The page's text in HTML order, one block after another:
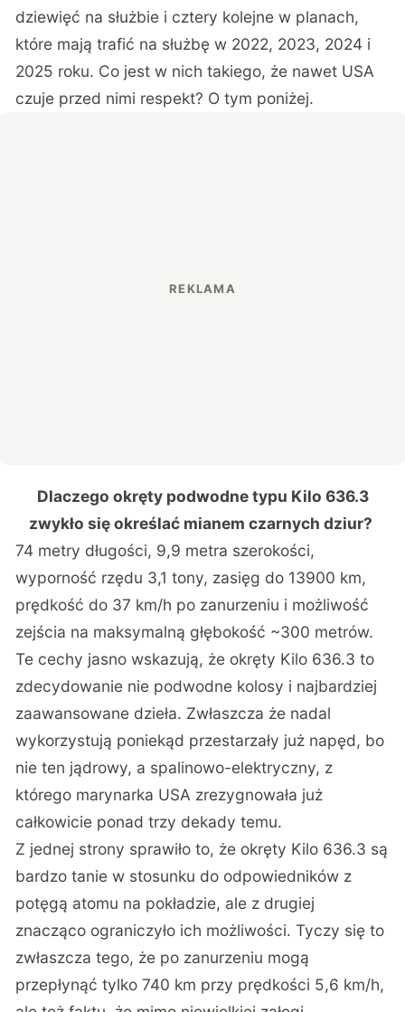
dziewięć na służbie i cztery kolejne w planach,
które mają trafić na służbę w 2022, 2023, 2024 i
2025 roku. Co jest w nich takiego, że nawet USA
czuje przed nimi respekt? O tym poniżej.
Dlaczego okręty podwodne typu Kilo 636.3
zwykło się określać mianem czarnych dziur?
74 metry długości, 9,9 metra szerokości,
wyporność rzędu 3,1 tony, zasięg do 13900 km,
prędkość do 37 km/h po zanurzeniu i możliwość
zejścia na maksymalną głębokość ~300 metrów.
Te cechy jasno wskazują, że okręty Kilo 636.3 to
zdecydowanie nie podwodne kolosy i najbardziej
zaawansowane dzieła. Zwłaszcza że nadal
wykorzystują poniekąd przestarzały już napęd, bo
nie ten jądrowy, a spalinowo-elektryczny, z
którego marynarka USA zrezygnowała już
całkowicie ponad trzy dekady temu.
Z jednej strony sprawiło to, że okręty Kilo 636.3 są
bardzo tanie w stosunku do odpowiedników z
potęgą atomu na pokładzie, ale z drugiej
znacząco ograniczyło ich możliwości. Tyczy się to
zwłaszcza tego, że po zanurzeniu mogą
przepłynąć tylko 740 km przy prędkości 5,6 km/h,